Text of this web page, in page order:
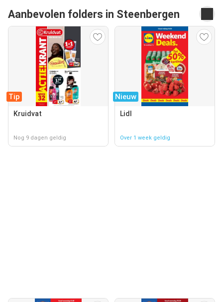
Aanbevolen folders in Steenbergen
Tip
Kruidvat
Nog 9 dagen geldig
Nieuw
Lidl
Over 1 week geldig